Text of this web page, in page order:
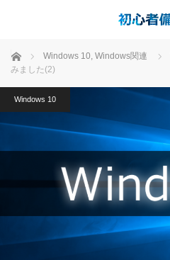
ホーム Windows 10, Windows関連
みました(2)
Windows 10